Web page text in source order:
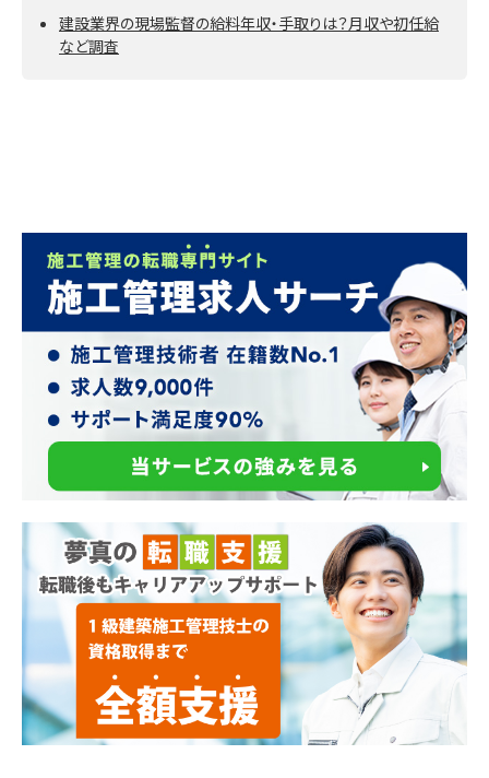
建設業界の現場監督の給料年収・手取りは？月収や初任給
など調査